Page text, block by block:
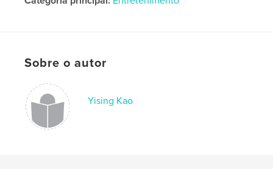
IdiomaEnglish
Palavras-chavee
music , concerts ,
Sobre o autor
Yising Kao